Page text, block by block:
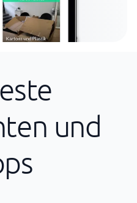
und